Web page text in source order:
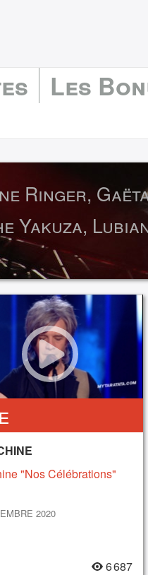
Les
Ringer,
Yakuza,
"Nos Célébrations"
2020
6 687